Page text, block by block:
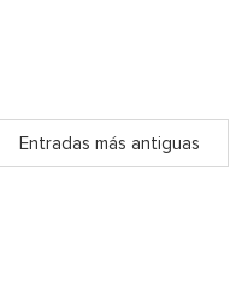
Entradas más antiguas